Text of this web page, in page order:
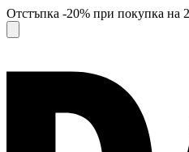
Отстъпка -20% при покупка на